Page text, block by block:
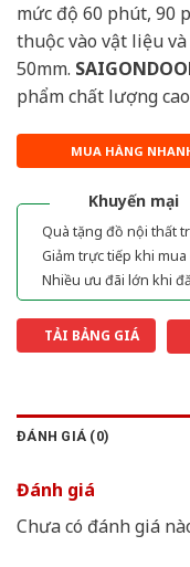
mức độ 60 phút, 90
thuộc vào vật liệu và
50mm.
phẩm chất lượng
MUA HÀNG
Khuyến mại
Quà tặng đồ nội thất
Giảm trực tiếp khi
Nhiều ưu đãi lớn khi
TẢI BẢNG GIÁ
ĐÁNH GIÁ (0)
Đánh giá
Chưa có đánh giá